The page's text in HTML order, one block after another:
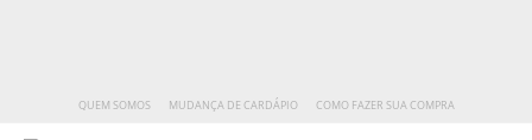
QUEM SOMOS MUDANÇA DE CARDÁPIO COMO FAZER SUA COMPRA